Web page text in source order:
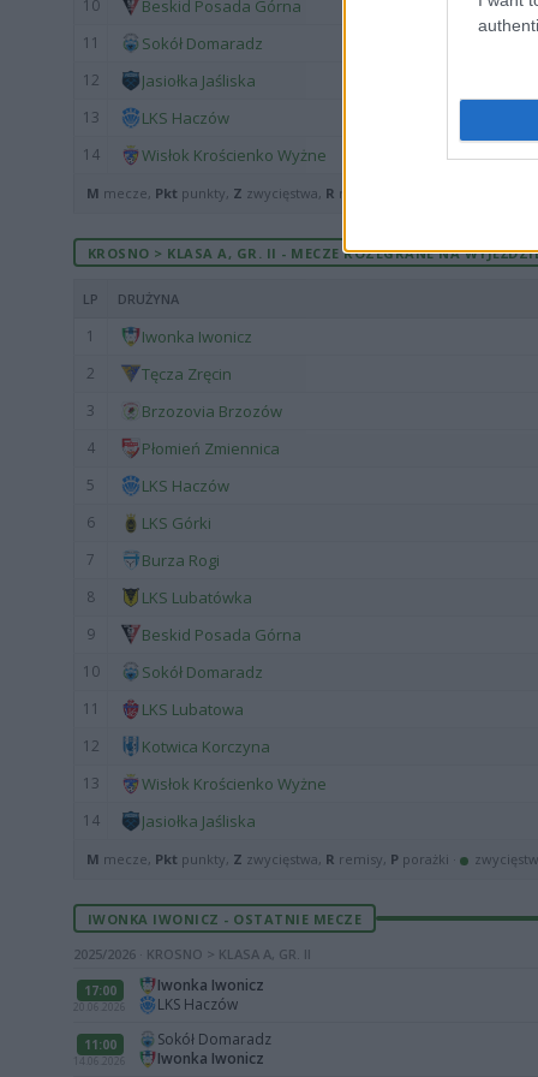
10 Beskid Posada Górna
11 Sokół Domaradz
12 Jasiołka Jaśliska
13 LKS Haczów
14 Wisłok Krościenko Wyżne
M mecze, Pkt punkty, Z zwycięstwa, R remisy,
KROSNO > KLASA A, GR. II - MECZE ROZEGRANE NA
LP DRUŻYNA
1 Iwonka Iwonicz
2 Tęcza Zręcin
3 Brzozovia Brzozów
4 Płomień Zmiennica
5 LKS Haczów
6 LKS Górki
7 Burza Rogi
8 LKS Lubatówka
9 Beskid Posada Górna
10 Sokół Domaradz
11 LKS Lubatowa
12 Kotwica Korczyna
13 Wisłok Krościenko Wyżne
14 Jasiołka Jaśliska
M mecze, Pkt punkty, Z zwycięstwa, R remisy, P porażki ·
IWONKA IWONICZ - OSTATNIE MECZE
2025/2026 · KROSNO > KLASA A, GR. II
17:00
20.06.2026
Iwonka Iwonicz
LKS Haczów
11:00
14.06.2026
Sokół Domaradz
Iwonka Iwonicz